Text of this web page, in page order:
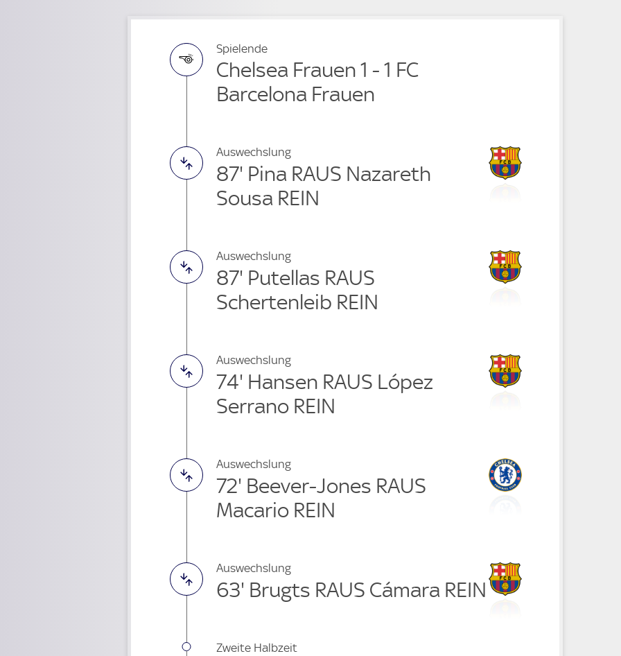
Spielende
Chelsea Frauen 1 - 1 FC
Barcelona Frauen
Auswechslung
87' Pina RAUS Nazareth
Sousa REIN
Auswechslung
87' Putellas RAUS
Schertenleib REIN
Auswechslung
74' Hansen RAUS López
Serrano REIN
Auswechslung
72' Beever-Jones RAUS
Macario REIN
Auswechslung
63' Brugts RAUS Cámara REIN
Zweite Halbzeit